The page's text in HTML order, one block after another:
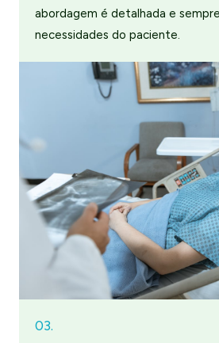
abordagem é detalhada e
necessidades do paciente.
03.